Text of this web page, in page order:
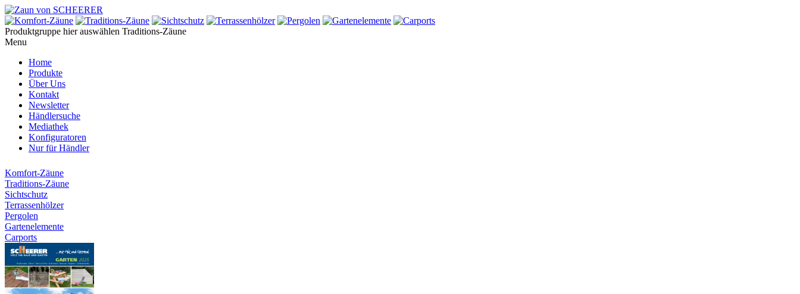
Produktgruppe hier auswählen Traditions-Zäune
Menu
Home
Produkte
Über Uns
Kontakt
Newsletter
Händlersuche
Mediathek
Konfiguratoren
Nur für Händler
Komfort-Zäune
Traditions-Zäune
Sichtschutz
Terrassenhölzer
Pergolen
Gartenelemente
Carports